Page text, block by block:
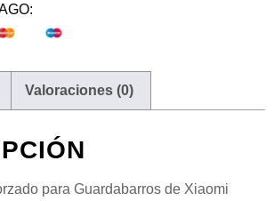
Valoraciones (0)
para Guardabarros de Xiaomi